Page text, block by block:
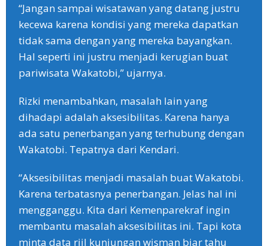
“Jangan sampai wisatawan yang datang justru
kecewa karena kondisi yang mereka dapatkan
tidak sama dengan yang mereka bayangkan.
Hal seperti ini justru menjadi kerugian buat
pariwisata Wakatobi,” ujarnya.
Rizki menambahkan, masalah lain yang
dihadapi adalah aksesibilitas. Karena hanya
ada satu penerbangan yang terhubung dengan
Wakatobi. Tepatnya dari Kendari.
“Aksesibilitas menjadi masalah buat Wakatobi.
Karena terbatasnya penerbangan. Jelas hal ini
mengganggu. Kita dari Kemenparekraf ingin
membantu masalah aksesibilitas ini. Tapi kota
minta data riil kunjungan wisman biar tahu